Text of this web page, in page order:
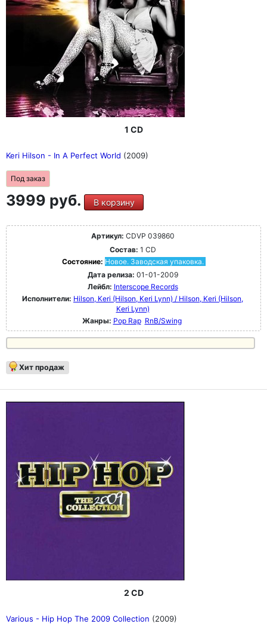
1 CD
Keri Hilson - In A Perfect World (2009)
Под заказ
3999 руб. В корзину
Артикул: CDVP 039860
Состав: 1 CD
Состояние: Новое. Заводская упаковка.
Дата релиза: 01-01-2009
Лейбл: Interscope Records
Исполнители: Hilson, Keri (Hilson, Keri Lynn) / Hilson, Keri (Hilson,
Keri Lynn)
Жанры: Pop Rap RnB/Swing
Хит продаж
2 CD
Various - Hip Hop The 2009 Collection (2009)